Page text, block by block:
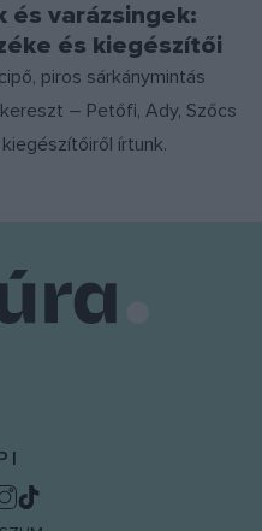
és varázsingek:
és kiegészítői
piros sárkánymintás
– Petőfi, Ady, Szőcs
írtunk.